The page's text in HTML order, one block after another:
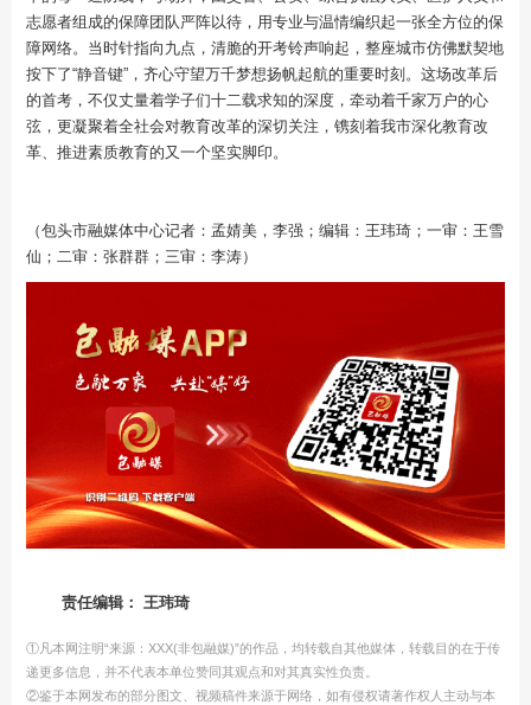
志愿者组成的保障团队严阵以待，用专业与温情编织起一张全方位的保
障网络。当时针指向九点，清脆的开考铃声响起，整座城市仿佛默契地
按下了“静音键”，齐心守望万千梦想扬帆起航的重要时刻。这场改革后
的首考，不仅丈量着学子们十二载求知的深度，牵动着千家万户的心
弦，更凝聚着全社会对教育改革的深切关注，镌刻着我市深化教育改
革、推进素质教育的又一个坚实脚印。
（包头市融媒体中心记者：孟婧美，李强；编辑：王玮琦；一审：王雪
仙；二审：张群群；三审：李涛）
责任编辑： 王玮琦
①凡本网注明“来源：XXX(非包融媒)”的作品，均转载自其他媒体，转载目的在于传
递更多信息，并不代表本单位赞同其观点和对其真实性负责。
②鉴于本网发布的部分图文、视频稿件来源于网络，如有侵权请著作权人主动与本